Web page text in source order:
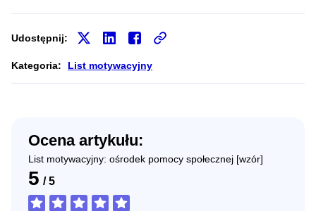
Udostępnij:
Kategoria: List motywacyjny
Ocena artykułu:
List motywacyjny: ośrodek pomocy społecznej [wzór]
5 / 5